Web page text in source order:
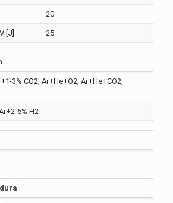
20
[J] 25
3% CO2, Ar+He+O2, Ar+He+CO2,
5% H2